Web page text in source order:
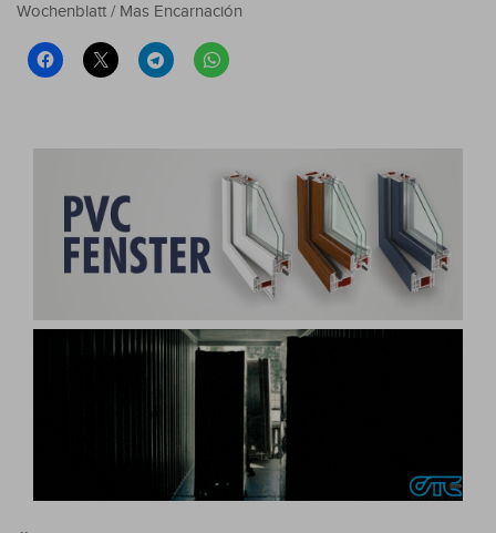
Wochenblatt / Mas Encarnación